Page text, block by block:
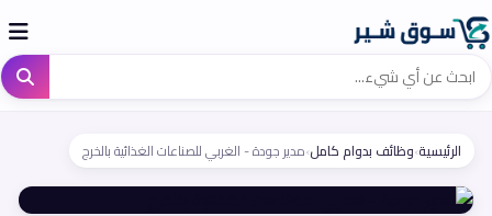
الرئيسية›وظائف بدوام كامل›مدير جودة - الغربي للصناعات الغذائية بالخرج